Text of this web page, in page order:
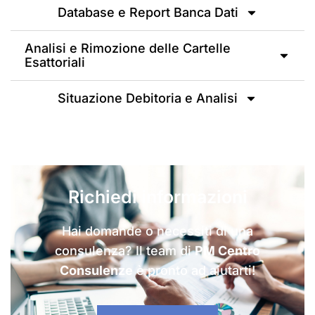
Database e Report Banca Dati
Analisi e Rimozione delle Cartelle
Esattoriali
Situazione Debitoria e Analisi
Richiedi informazioni
Hai domande o necessiti di una
consulenza? Il team diPM Centro
Consulenze
è pronto ad aiutarti!